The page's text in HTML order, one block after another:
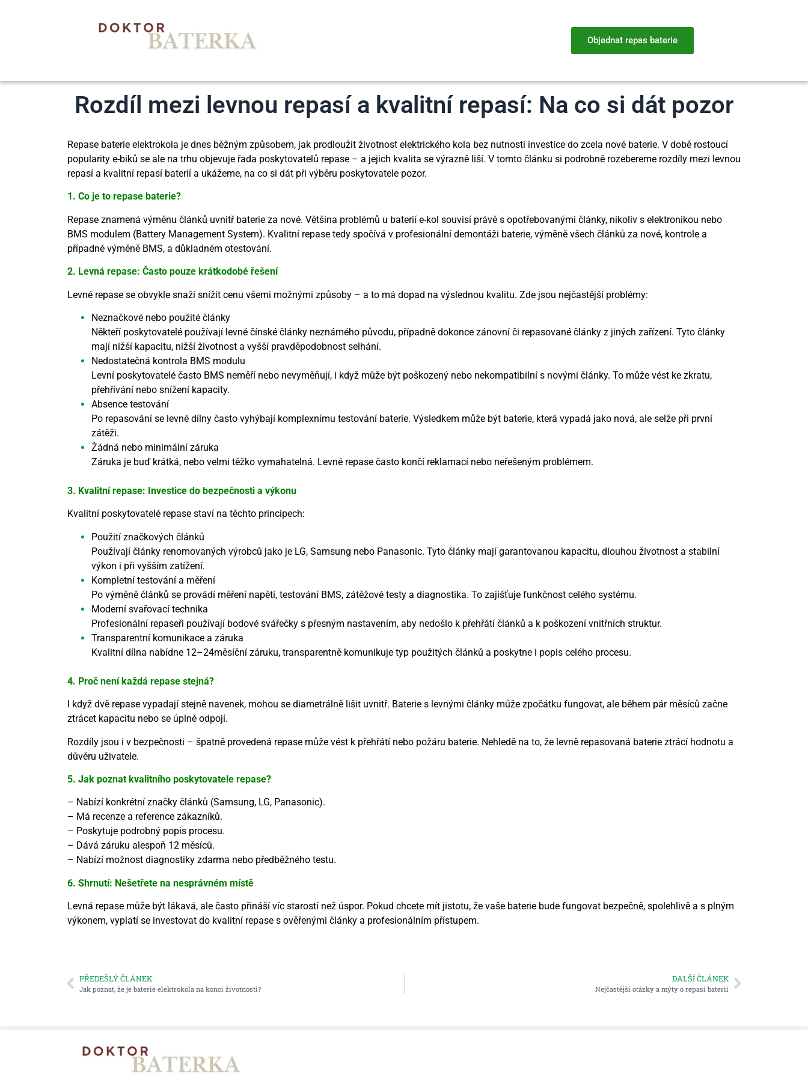
Objednat repas baterie
Rozdíl mezi levnou repasí a kvalitní repasí: Na co si dát pozor
Repase baterie elektrokola je dnes běžným způsobem, jak prodloužit životnost elektrického kola bez nutnosti investice do zcela nové baterie. V době rostoucí
popularity e-biků se ale na trhu objevuje řada poskytovatelů repase – a jejich kvalita se výrazně liší. V tomto článku si podrobně rozebereme rozdíly mezi levnou
repasí a kvalitní repasí baterií a ukážeme, na co si dát při výběru poskytovatele pozor.
1. Co je to repase baterie?
Repase znamená výměnu článků uvnitř baterie za nové. Většina problémů u baterií e-kol souvisí právě s opotřebovanými články, nikoliv s elektronikou nebo
BMS modulem (Battery Management System). Kvalitní repase tedy spočívá v profesionální demontáži baterie, výměně všech článků za nové, kontrole a
případné výměně BMS, a důkladném otestování.
2. Levná repase: Často pouze krátkodobé řešení
Levné repase se obvykle snaží snížit cenu všemi možnými způsoby – a to má dopad na výslednou kvalitu. Zde jsou nejčastější problémy:
Neznačkové nebo použité články
Někteří poskytovatelé používají levné čínské články neznámého původu, případně dokonce zánovní či repasované články z jiných zařízení. Tyto články
mají nižší kapacitu, nižší životnost a vyšší pravděpodobnost selhání.
Nedostatečná kontrola BMS modulu
Levní poskytovatelé často BMS neměří nebo nevyměňují, i když může být poškozený nebo nekompatibilní s novými články. To může vést ke zkratu,
přehřívání nebo snížení kapacity.
Absence testování
Po repasování se levné dílny často vyhýbají komplexnímu testování baterie. Výsledkem může být baterie, která vypadá jako nová, ale selže při první
zátěži.
Žádná nebo minimální záruka
Záruka je buď krátká, nebo velmi těžko vymahatelná. Levné repase často končí reklamací nebo neřešeným problémem.
3. Kvalitní repase: Investice do bezpečnosti a výkonu
Kvalitní poskytovatelé repase staví na těchto principech:
Použití značkových článků
Používají články renomovaných výrobců jako je LG, Samsung nebo Panasonic. Tyto články mají garantovanou kapacitu, dlouhou životnost a stabilní
výkon i při vyšším zatížení.
Kompletní testování a měření
Po výměně článků se provádí měření napětí, testování BMS, zátěžové testy a diagnostika. To zajišťuje funkčnost celého systému.
Moderní svařovací technika
Profesionální repaseři používají bodové svářečky s přesným nastavením, aby nedošlo k přehřátí článků a k poškození vnitřních struktur.
Transparentní komunikace a záruka
Kvalitní dílna nabídne 12–24měsíční záruku, transparentně komunikuje typ použitých článků a poskytne i popis celého procesu.
4. Proč není každá repase stejná?
I když dvě repase vypadají stejně navenek, mohou se diametrálně lišit uvnitř. Baterie s levnými články může zpočátku fungovat, ale během pár měsíců začne
ztrácet kapacitu nebo se úplně odpojí.
Rozdíly jsou i v bezpečnosti – špatně provedená repase může vést k přehřátí nebo požáru baterie. Nehledě na to, že levně repasovaná baterie ztrácí hodnotu a
důvěru uživatele.
5. Jak poznat kvalitního poskytovatele repase?
– Nabízí konkrétní značky článků (Samsung, LG, Panasonic).
– Má recenze a reference zákazníků.
– Poskytuje podrobný popis procesu.
– Dává záruku alespoň 12 měsíců.
– Nabízí možnost diagnostiky zdarma nebo předběžného testu.
6. Shrnutí: Nešetřete na nesprávném místě
Levná repase může být lákavá, ale často přináší víc starostí než úspor. Pokud chcete mít jistotu, že vaše baterie bude fungovat bezpečně, spolehlivě a s plným
výkonem, vyplatí se investovat do kvalitní repase s ověřenými články a profesionálním přístupem.
PŘEDEŠLÝ ČLÁNEK
Jak poznat, že je baterie elektrokola na konci životnosti?
DALŠÍ ČLÁNEK
Nejčastější otázky a mýty o repasi baterií